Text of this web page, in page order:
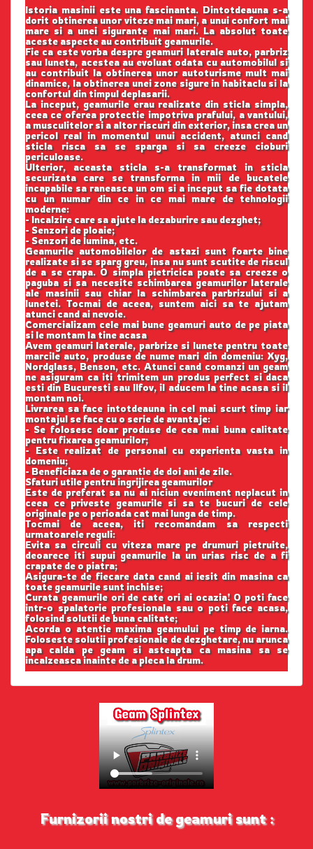
Istoria masinii este una fascinanta. Dintotdeauna s-a
dorit obtinerea unor viteze mai mari, a unui confort mai
mare si a unei sigurante mai mari. La absolut toate
aceste aspecte au contribuit geamurile.
Fie ca este vorba despre geamuri laterale auto, parbriz
sau luneta, acestea au evoluat odata cu automobilul si
au contribuit la obtinerea unor autoturisme mult mai
dinamice, la obtinerea unei zone sigure in habitaclu si la
confortul din timpul deplasarii.
La inceput, geamurile erau realizate din sticla simpla,
ceea ce oferea protectie impotriva prafului, a vantului,
a musculitelor si a altor riscuri din exterior, insa crea un
pericol real in momentul unui accident, atunci cand
sticla risca sa se sparga si sa creeze cioburi
periculoase.
Ulterior, aceasta sticla s-a transformat in sticla
securizata care se transforma in mii de bucatele
incapabile sa raneasca un om si a inceput sa fie dotata
cu un numar din ce in ce mai mare de tehnologii
moderne:
- Incalzire care sa ajute la dezaburire sau dezghet;
- Senzori de ploaie;
- Senzori de lumina, etc.
Geamurile automobilelor de astazi sunt foarte bine
realizate si se sparg greu, insa nu sunt scutite de riscul
de a se crapa. O simpla pietricica poate sa creeze o
paguba si sa necesite schimbarea geamurilor laterale
ale masinii sau chiar la schimbarea parbrizului si a
lunetei. Tocmai de aceea, suntem aici sa te ajutam
atunci cand ai nevoie.
Comercializam cele mai bune geamuri auto de pe piata
si le montam la tine acasa
Avem geamuri laterale, parbrize si lunete pentru toate
marcile auto, produse de nume mari din domeniu: Xyg,
Nordglass, Benson, etc. Atunci cand comanzi un geam
ne asiguram ca iti trimitem un produs perfect si daca
esti din Bucuresti sau Ilfov, il aducem la tine acasa si il
montam noi.
Livrarea sa face intotdeauna in cel mai scurt timp iar
montajul se face cu o serie de avantaje:
- Se folosesc doar produse de cea mai buna calitate
pentru fixarea geamurilor;
- Este realizat de personal cu experienta vasta in
domeniu;
- Beneficiaza de o garantie de doi ani de zile.
Sfaturi utile pentru ingrijirea geamurilor
Este de preferat sa nu ai niciun eveniment neplacut in
ceea ce priveste geamurile si sa te bucuri de cele
originale pe o perioada cat mai lunga de timp.
Tocmai de aceea, iti recomandam sa respecti
urmatoarele reguli:
Evita sa circuli cu viteza mare pe drumuri pietruite,
deoarece iti supui geamurile la un urias risc de a fi
crapate de o piatra;
Asigura-te de fiecare data cand ai iesit din masina ca
toate geamurile sunt inchise;
Curata geamurile ori de cate ori ai ocazia! O poti face
intr-o spalatorie profesionala sau o poti face acasa,
folosind solutii de buna calitate;
Acorda o atentie maxima geamului pe timp de iarna.
Foloseste solutii profesionale de dezghetare, nu arunca
apa calda pe geam si asteapta ca masina sa se
incalzeasca inainte de a pleca la drum.
Furnizorii nostri de geamuri sunt :